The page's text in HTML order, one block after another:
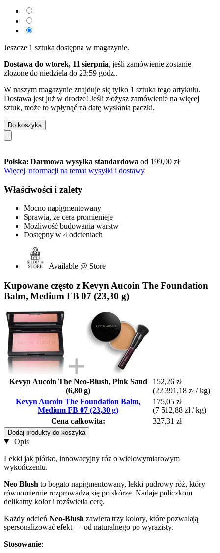
Jeszcze 1 sztuka dostępna w magazynie.
Dostawa do wtorek, 11 sierpnia, jeśli zamówienie zostanie
złożone do niedziela do 23:59 godz..
W naszym magazynie znajduje się tylko 1 sztuka tego artykułu.
Dostawa jest już w drodze! Jeśli złożysz zamówienie na więcej
sztuk, może to wpłynąć na datę wysłania paczki.
Do koszyka
Polska: Darmowa wysyłka standardowa od 199,00 zł
Więcej informacji na temat wysyłki i dostawy
Właściwości i zalety
Mocno napigmentowany
Sprawia, że cera promienieje
Możliwość budowania warstw
Dostępny w 4 odcieniach
Available @ Store
Kupowane często z Kevyn Aucoin The Foundation
Balm, Medium FB 07 (23,30 g)
Kevyn Aucoin The Neo-Blush, Pink Sand
(6,80 g)
152,26 zł
(22 391,18 zł / kg)
Kevyn Aucoin The Foundation Balm,
Medium FB 07 (23,30 g)
175,05 zł
(7 512,88 zł / kg)
Cena całkowita:
327,31 zł
Dodaj produkty do koszyka
Opis
Lekki jak piórko, innowacyjny róż o wielowymiarowym
wykończeniu.
Neo Blush to bogato napigmentowany, lekki pudrowy róż, który
równomiernie rozprowadza się po skórze. Nadaje policzkom
delikatny kolor i rozświetla cerę.
Każdy odcień Neo-Blush zawiera trzy kolory, które pozwalają
spersonalizować efekt — od naturalnego po wyrazisty.
Stosowanie: